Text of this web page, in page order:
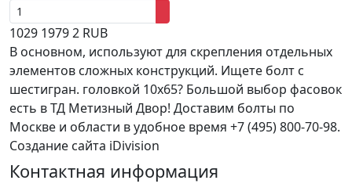
1029 19792 RUB
В основном, используют для скрепления отдельных
элементов сложных конструкций. Ищете болт с
шестигран. головкой 10x65? Большой выбор фасовок
есть в ТД Метизный Двор! Доставим болты по
Москве и области в удобное время +7 (495) 800-70-98.
Создание сайта iDivision
Контактная информация